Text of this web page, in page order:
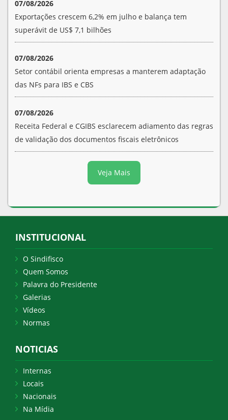
07/08/2026
Exportações crescem 6,2% em julho e balança tem
superávit de US$ 7,1 bilhões
07/08/2026
Setor contábil orienta empresas a manterem adaptação
das NFs para IBS e CBS
07/08/2026
Receita Federal e CGIBS esclarecem adiamento das regras
de validação dos documentos fiscais eletrônicos
Veja Mais
INSTITUCIONAL
O Sindifisco
Quem Somos
Palavra do Presidente
Galerias
Vídeos
Normas
NOTICIAS
Internas
Locais
Nacionais
Na Mídia